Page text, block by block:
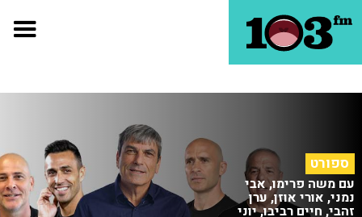
ספורט
עם משה פרימו, אבי
נמני, אורי אוזן, ערן
זהבי, חיים רביבו, יוני